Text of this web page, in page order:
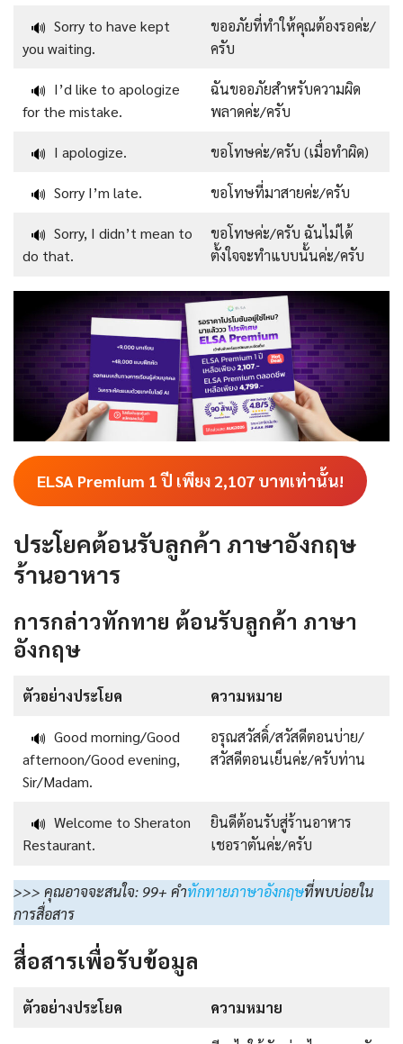
🔊 Sorry to have kept
you waiting.
ขออภัยที่ทำให้คุณต้องรอค่ะ/
ครับ
🔊 I’d like to apologize
for the mistake.
ฉันขออภัยสำหรับความผิด
พลาดค่ะ/ครับ
🔊 I apologize. ขอโทษค่ะ/ครับ (เมื่อทําผิด)
🔊 Sorry I’m late. ขอโทษที่มาสายค่ะ/ครับ
🔊 Sorry, I didn’t mean to
do that.
ขอโทษค่ะ/ครับ ฉันไม่ได้
ตั้งใจจะทำแบบนั้นค่ะ/ครับ
ELSA Premium 1 ปี เพียง2,107 บาทเท่านั้น!
ประโยคต้อนรับลูกค้า ภาษาอังกฤษ
ร้านอาหาร
การกล่าวทักทาย ต้อนรับลูกค้า ภาษา
อังกฤษ
ตัวอย่างประโยค ความหมาย
🔊 Good morning/Good
afternoon/Good evening,
Sir/Madam.
อรุณสวัสดิ์/สวัสดีตอนบ่าย/
สวัสดีตอนเย็นค่ะ/ครับท่าน
🔊 Welcome to Sheraton
Restaurant.
ยินดีต้อนรับสู่ร้านอาหาร
เชอราตันค่ะ/ครับ
>>> คุณอาจจะสนใจ: 99+ คำทักทายภาษาอังกฤษที่พบบ่อยใน
การสื่อสาร
สื่อสารเพื่อรับข้อมูล
ตัวอย่างประโยค ความหมาย